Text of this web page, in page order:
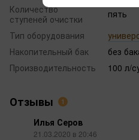
Количество
ступеней очистки
пять
Тип оборудования
Накопительный бак
без
Производительность
100 л/
Отзывы 1
Илья Серов
21.03.2020 в 20:46